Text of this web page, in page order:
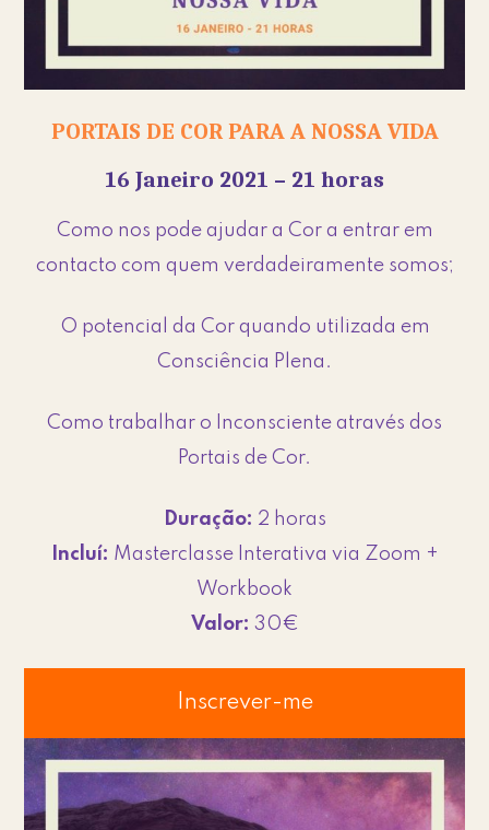
PORTAIS DE COR PARA A NOSSA VIDA
16 Janeiro 2021 – 21 horas
Como nos pode ajudar a Cor a entrar em
contacto com quem verdadeiramente somos;
O potencial da Cor quando utilizada em
Consciência Plena.
Como trabalhar o Inconsciente através dos
Portais de Cor.
Duração: 2 horas
Incluí: Masterclasse Interativa via Zoom +
Workbook
Valor: 30€
Inscrever-me